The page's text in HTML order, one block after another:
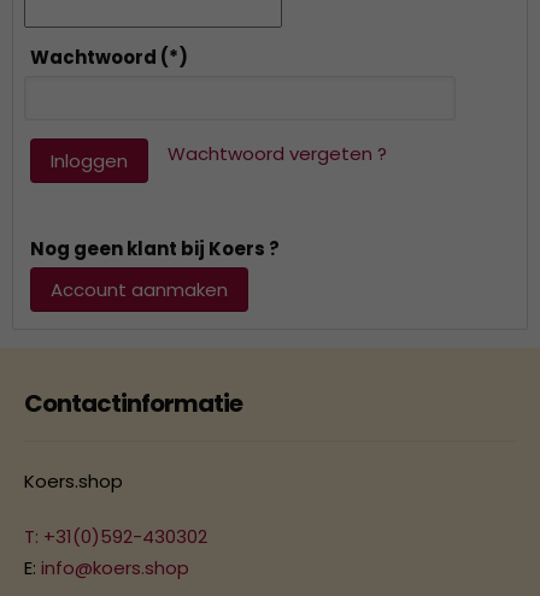
Wachtwoord (*)
Inloggen Wachtwoord vergeten ?
Nog geen klant bij Koers ?
Account aanmaken
Contactinformatie
Koers.shop
T: +31(0)592-430302
E: info@koers.shop